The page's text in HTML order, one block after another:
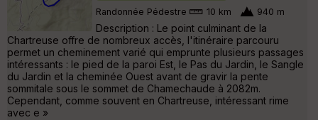
Randonnée Pédestre 10 km 940 m
Description : Le point culminant de la
Chartreuse offre de nombreux accès, l'itinéraire parcouru
permet un cheminement varié qui emprunte plusieurs passages
intéressants : le pied de la paroi Est, le Pas du Jardin, le Sangle
du Jardin et la cheminée Ouest avant de gravir la pente
sommitale sous le sommet de Chamechaude à 2082m.
Cependant, comme souvent en Chartreuse, intéressant rime
avec e »